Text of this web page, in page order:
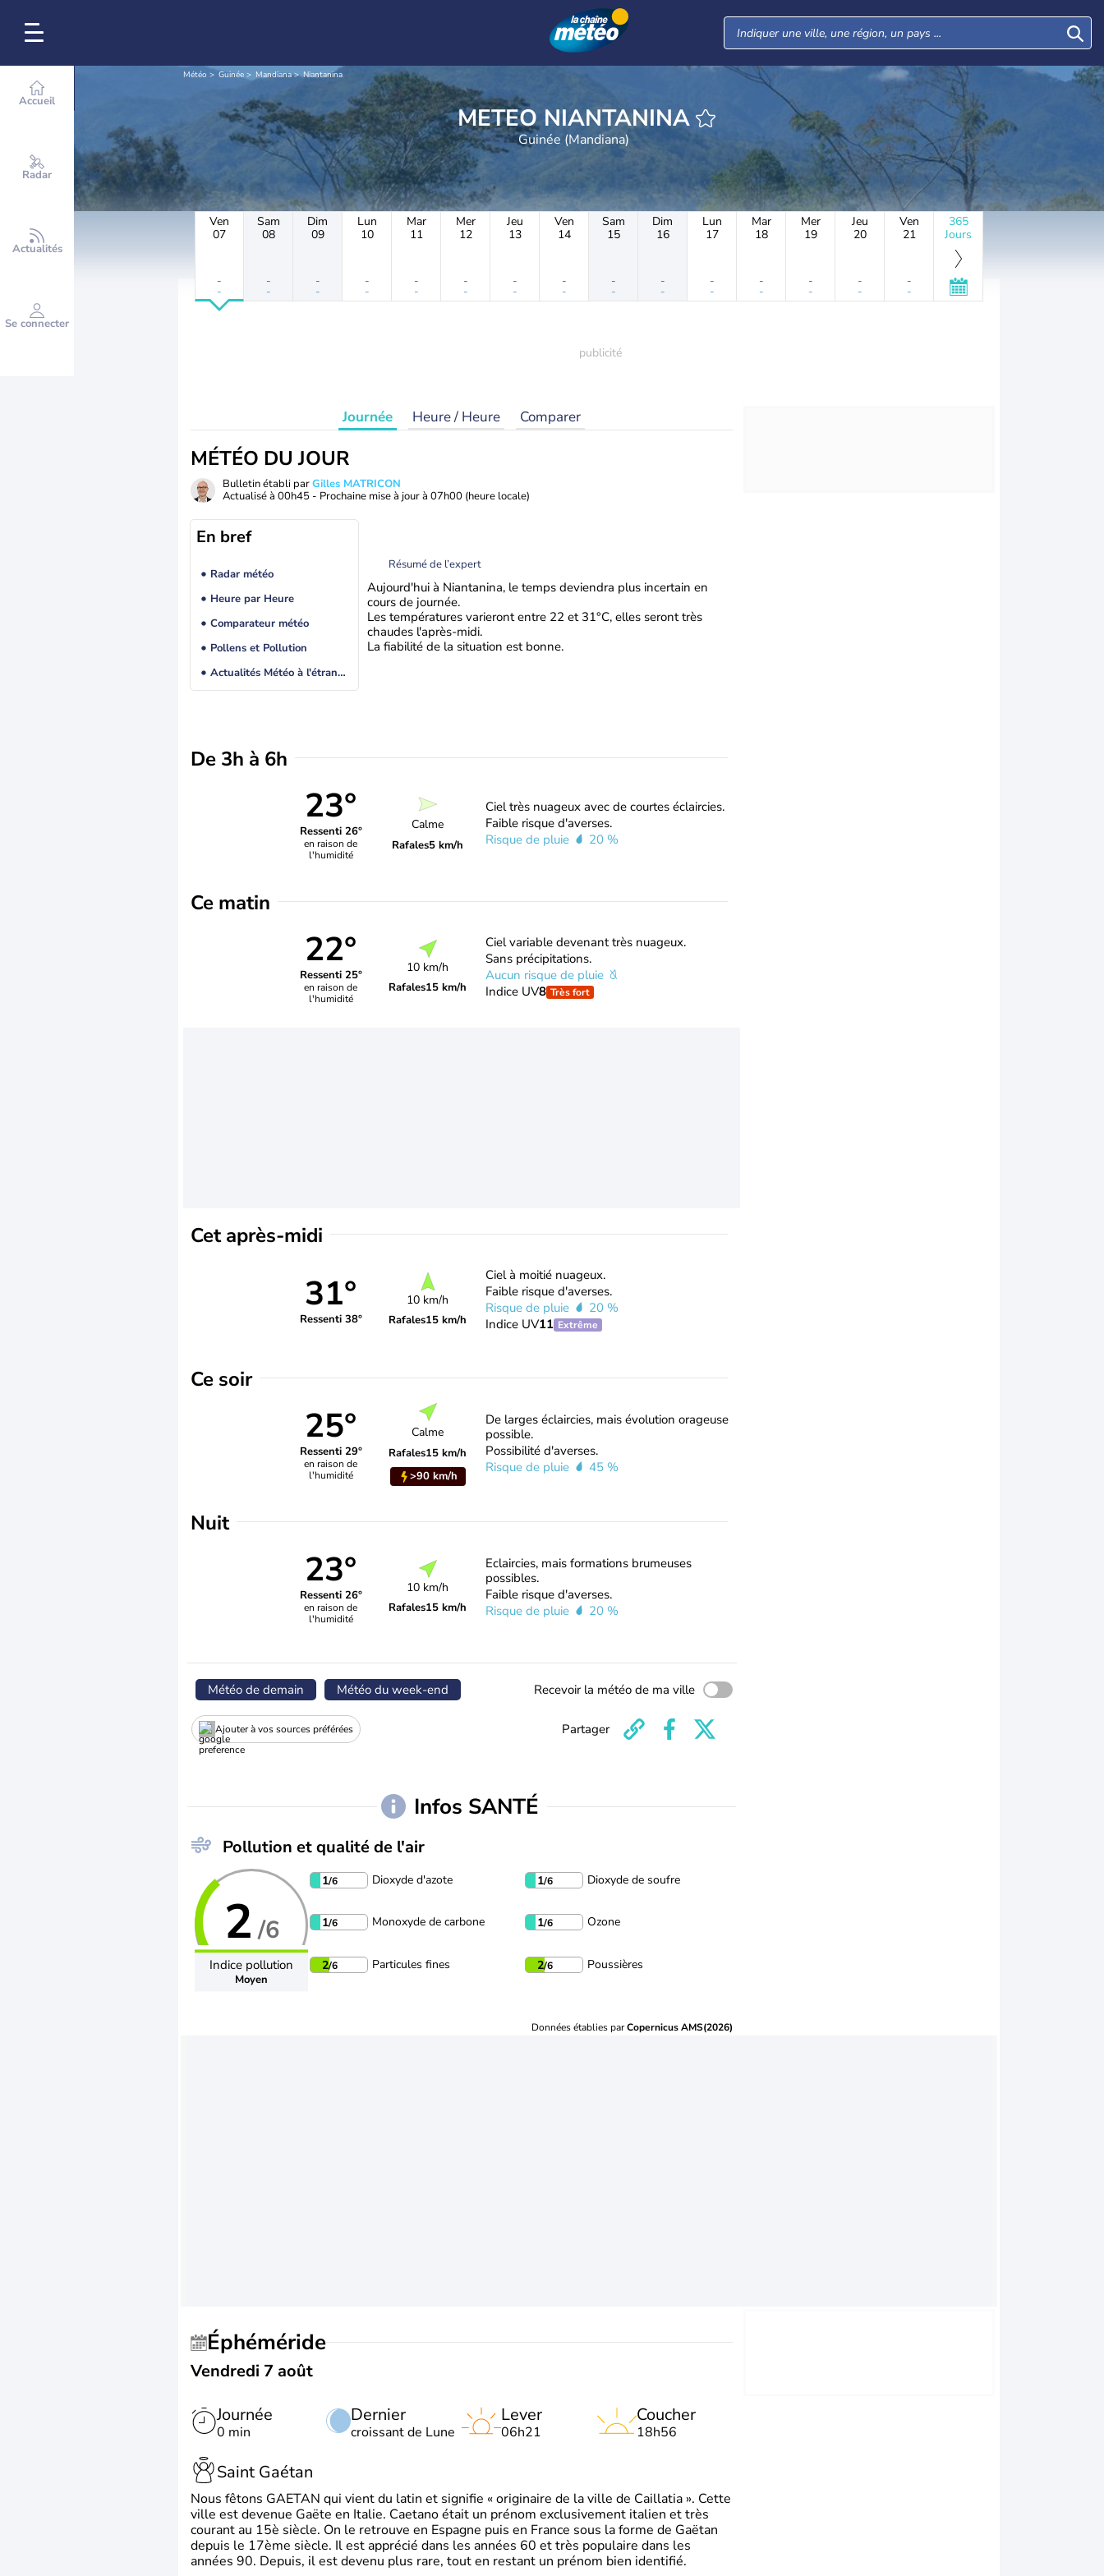
Accueil
Radar
Actualités
Se connecter
Météo Guinée Mandiana Niantanina
METEO NIANTANINA
Guinée (Mandiana)
Ven
07
-
-
Sam
08
-
-
Dim
09
-
-
Lun
10
-
-
Mar
11
-
-
Mer
12
-
-
Jeu
13
-
-
Ven
14
-
-
Sam
15
-
-
Dim
16
-
-
Lun
17
-
-
Mar
18
-
-
Mer
19
-
-
Jeu
20
-
-
Ven
21
-
-
365
Jours
Journée Heure / Heure Comparer
MÉTÉO DU JOUR
Bulletin établi parGilles MATRICON
Actualisé à 00h45 - Prochaine mise à jour à 07h00 (heure locale)
En bref
Radar météo
Heure par Heure
Comparateur météo
Pollens et Pollution
Actualités Météo à l'étranger
Résumé de l’expert
Aujourd'hui à Niantanina, le temps deviendra plus incertain en
cours de journée.
Les températures varieront entre 22 et 31°C, elles seront très
chaudes l'après-midi.
La fiabilité de la situation est bonne.
De 3h à 6h
23°
Ressenti 26°
en raison de
l'humidité
Calme
Rafales5 km/h
Ciel très nuageux avec de courtes éclaircies.
Faible risque d'averses.
Risque de pluie
20 %
Ce matin
22°
Ressenti 25°
en raison de
l'humidité
10 km/h
Rafales15 km/h
Ciel variable devenant très nuageux.
Sans précipitations.
Aucun risque de pluie
Indice UV8 Très fort
Cet après-midi
31°
Ressenti 38°
10 km/h
Rafales15 km/h
Ciel à moitié nuageux.
Faible risque d'averses.
Risque de pluie
20 %
Indice UV11 Extrême
Ce soir
25°
Ressenti 29°
en raison de
l'humidité
Calme
Rafales15 km/h
>90 km/h
De larges éclaircies, mais évolution orageuse
possible.
Possibilité d'averses.
Risque de pluie
45 %
Nuit
23°
Ressenti 26°
en raison de
l'humidité
10 km/h
Rafales15 km/h
Eclaircies, mais formations brumeuses
possibles.
Faible risque d'averses.
Risque de pluie
20 %
Météo de demain Météo du week-end Recevoir la météo de ma ville
Ajouter à vos sources préférées Partager
Infos SANTÉ
Pollution et qualité de l'air
2 /6
Indice pollution
Moyen
1/6 Dioxyde d'azote 1/6 Dioxyde de soufre
1/6 Monoxyde de carbone 1/6 Ozone
2/6 Particules fines 2/6 Poussières
Données établies parCopernicus AMS(2026)
Éphéméride
Vendredi 7 août
Journée
0 min
Dernier
croissant de Lune
Lever
06h21
Coucher
18h56
Saint Gaétan
Nous fêtons GAETAN qui vient du latin et signifie « originaire de la ville de Caillatia ». Cette
ville est devenue Gaëte en Italie. Caetano était un prénom exclusivement italien et très
courant au 15è siècle. On le retrouve en Espagne puis en France sous la forme de Gaëtan
depuis le 17ème siècle. Il est apprécié dans les années 60 et très populaire dans les
années 90. Depuis, il est devenu plus rare, tout en restant un prénom bien identifié.